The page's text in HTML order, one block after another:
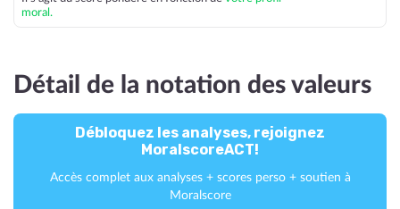
moral.
Détail de la notation des valeurs
Débloquez les analyses, rejoignez
MoralscoreACT!
Accès complet aux analyses + scores perso + soutien à
Moralscore